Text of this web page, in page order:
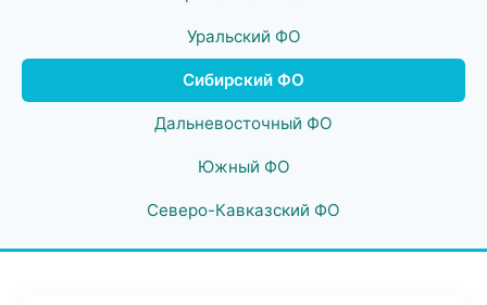
Уральский ФО
Сибирский ФО
Дальневосточный ФО
Южный ФО
Северо-Кавказский ФО